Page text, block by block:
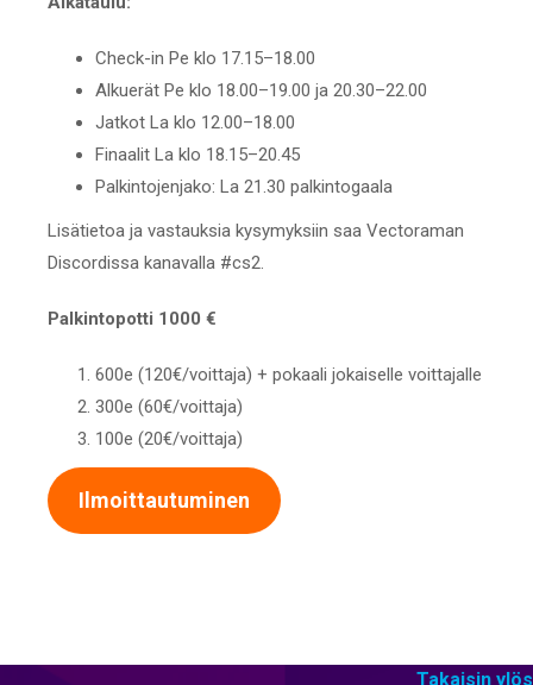
Check-in Pe klo 17.15–18.00
Alkuerät Pe klo 18.00–19.00 ja 20.30–22.00
Jatkot La klo 12.00–18.00
Finaalit La klo 18.15–20.45
Palkintojenjako: La 21.30 palkintogaala
Lisätietoa ja vastauksia kysymyksiin saa Vectoraman
Discordissa kanavalla #cs2.
Palkintopotti 1000 €
600e (120€/voittaja) + pokaali jokaiselle voittajalle
300e (60€/voittaja)
100e (20€/voittaja)
Ilmoittautuminen
Takaisin ylös